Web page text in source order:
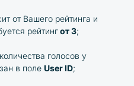
от Вашего рейтинга и
рейтингот 3;
голосов у
в поле User ID;